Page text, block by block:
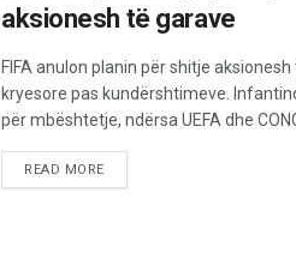
aksionesh të garave
FIFA anulon planin për shitje
kryesore pas kundërshtimeve.
për mbështetje, ndërsa UEFA dhe
READ MORE